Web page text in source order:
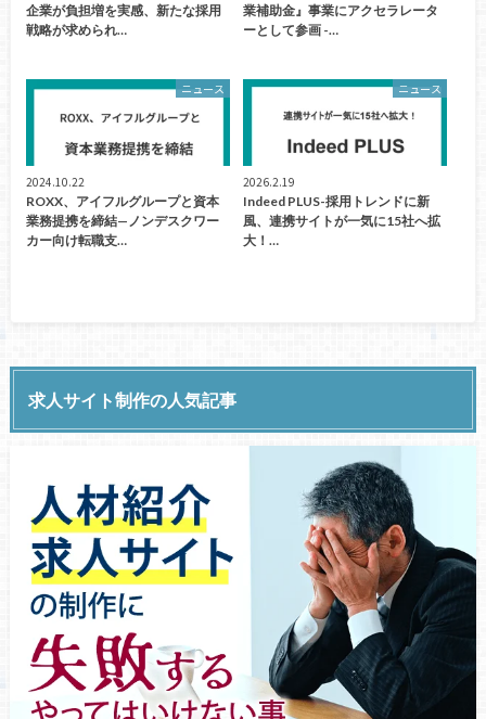
企業が負担増を実感、新たな採用
戦略が求められ…
業補助金』事業にアクセラレータ
ーとして参画 -…
ニュース
2024.10.22
ROXX、アイフルグループと資本
業務提携を締結—ノンデスクワー
カー向け転職支…
ニュース
2026.2.19
Indeed PLUS-採用トレンドに新
風、連携サイトが一気に15社へ拡
大！…
求人サイト制作の人気記事